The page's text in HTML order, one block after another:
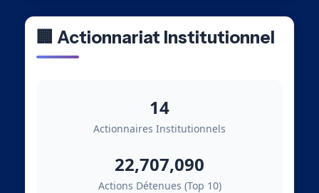
🏢 Actionnariat Institutionnel
14
Actionnaires Institutionnels
22,707,090
Actions Détenues (Top 10)